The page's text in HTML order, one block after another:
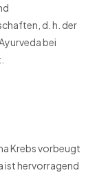
d. h. der
bei
Krebs vorbeugt
ist hervorragend